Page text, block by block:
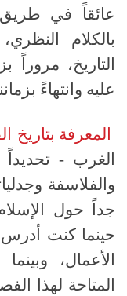
عائقاً في طريق
بالكلام
التاريخ،
عليه وانتهاءً
المعرفة
الغرب -
والفلاسفة
جداً حول
حينما كنت أدرس
الأعمال،
المتاحة لهذا